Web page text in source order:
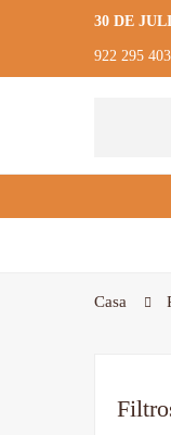
30 DE
922 295 403
Casa